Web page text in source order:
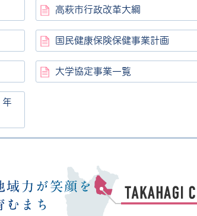
高萩市行政改革大綱
国民健康保険保健事業計画
大学協定事業一覧
年